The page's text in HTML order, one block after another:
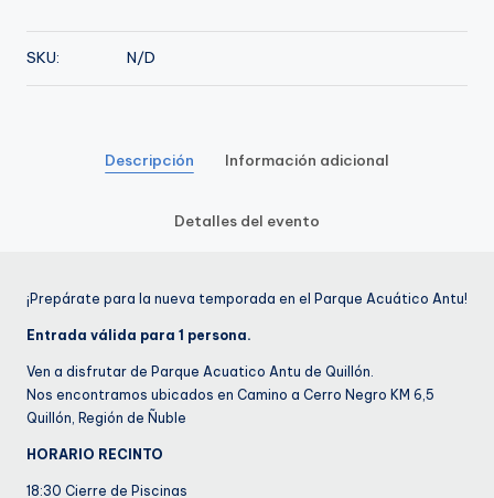
Enero
cantidad
SKU: N/D
Descripción Información adicional
Detalles del evento
¡Prepárate para la nueva temporada en el Parque Acuático Antu!
Entrada válida para 1 persona.
Ven a disfrutar de Parque Acuatico Antu de Quillón.
Nos encontramos ubicados en Camino a Cerro Negro KM 6,5
Quillón, Región de Ñuble
HORARIO RECINTO
18:30 Cierre de Piscinas